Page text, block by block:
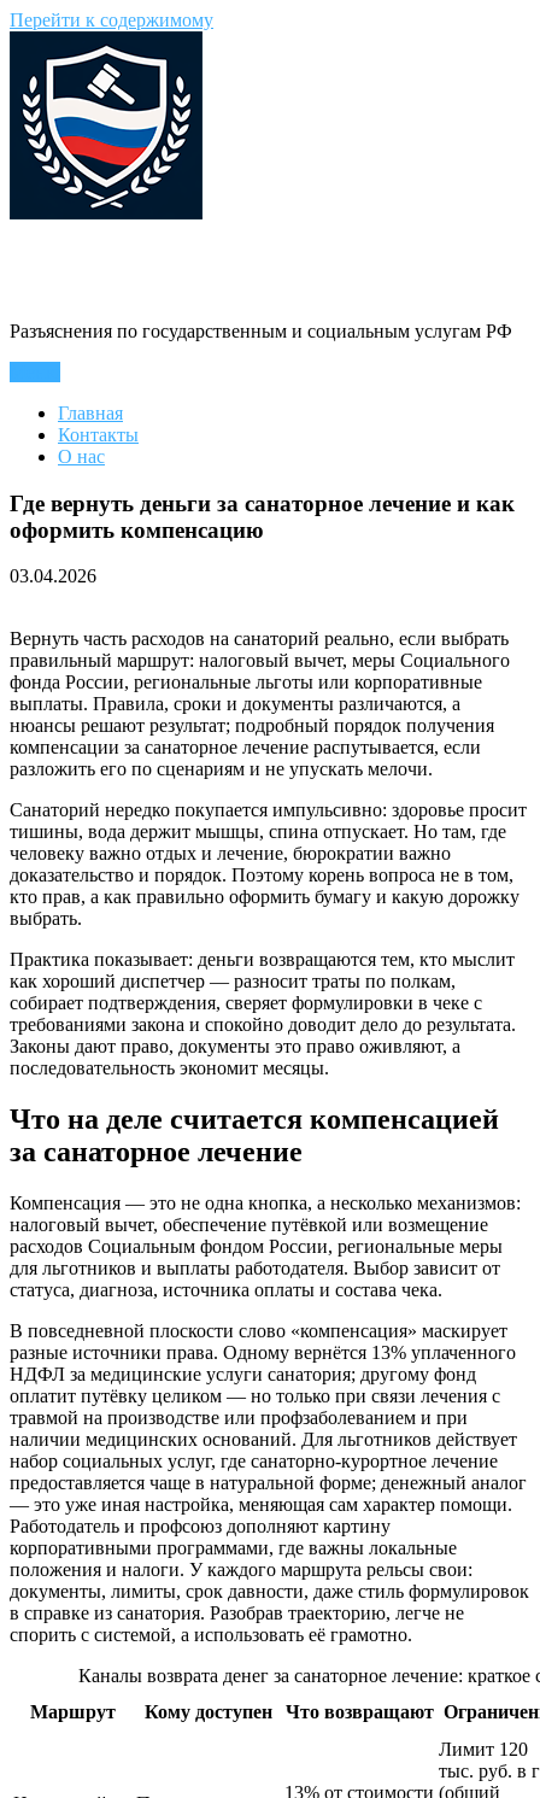
Перейти к содержимому
Разъяснения по государственным и социальным услугам РФ
Главная
Контакты
О нас
Где вернуть деньги за санаторное лечение и как
оформить компенсацию
03.04.2026
Вернуть часть расходов на санаторий реально, если выбрать
правильный маршрут: налоговый вычет, меры Социального
фонда России, региональные льготы или корпоративные
выплаты. Правила, сроки и документы различаются, а
нюансы решают результат; подробный порядок получения
компенсации за санаторное лечение распутывается, если
разложить его по сценариям и не упускать мелочи.
Санаторий нередко покупается импульсивно: здоровье просит
тишины, вода держит мышцы, спина отпускает. Но там, где
человеку важно отдых и лечение, бюрократии важно
доказательство и порядок. Поэтому корень вопроса не в том,
кто прав, а как правильно оформить бумагу и какую дорожку
выбрать.
Практика показывает: деньги возвращаются тем, кто мыслит
как хороший диспетчер — разносит траты по полкам,
собирает подтверждения, сверяет формулировки в чеке с
требованиями закона и спокойно доводит дело до результата.
Законы дают право, документы это право оживляют, а
последовательность экономит месяцы.
Что на деле считается компенсацией
за санаторное лечение
Компенсация — это не одна кнопка, а несколько механизмов:
налоговый вычет, обеспечение путёвкой или возмещение
расходов Социальным фондом России, региональные меры
для льготников и выплаты работодателя. Выбор зависит от
статуса, диагноза, источника оплаты и состава чека.
В повседневной плоскости слово «компенсация» маскирует
разные источники права. Одному вернётся 13% уплаченного
НДФЛ за медицинские услуги санатория; другому фонд
оплатит путёвку целиком — но только при связи лечения с
травмой на производстве или профзаболеванием и при
наличии медицинских оснований. Для льготников действует
набор социальных услуг, где санаторно-курортное лечение
предоставляется чаще в натуральной форме; денежный аналог
— это уже иная настройка, меняющая сам характер помощи.
Работодатель и профсоюз дополняют картину
корпоративными программами, где важны локальные
положения и налоги. У каждого маршрута рельсы свои:
документы, лимиты, срок давности, даже стиль формулировок
в справке из санатория. Разобрав траекторию, легче не
спорить с системой, а использовать её грамотно.
Каналы возврата денег за санаторное лечение: краткое
Маршрут
Кому доступен Что возвращают
13% от стоимости
Лимит 120
тыс. руб. в
(общий